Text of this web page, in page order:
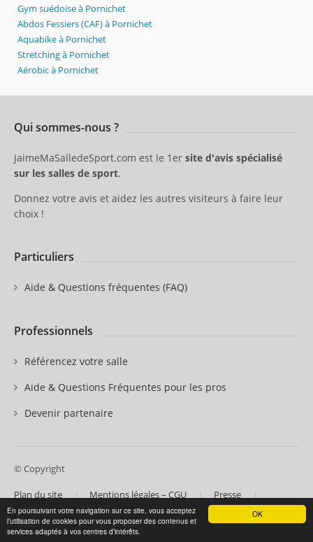
OK
En poursuivant votre navigation sur ce site, vous acceptez
l’utilisation de cookies pour vous proposer des contenus et
services adaptés à vos centres d’intérêts.
Gym suédoise à Pornichet
Abdos Fessiers (CAF) à Pornichet
Aquabike à Pornichet
Stretching à Pornichet
Aérobic à Pornichet
Qui sommes-nous ?
JaimeMaSalledeSport.com est le 1er site d'avis spécialisé
sur les salles de sport.
Donnez votre avis et aidez les autres visiteurs à faire leur
choix !
Particuliers
Aide & Questions fréquentes (FAQ)
Professionnels
Référencez votre salle
Aide & Questions Fréquentes pour les pros
Devenir partenaire
© Copyright
Plan du site Mentions légales – CGU Presse